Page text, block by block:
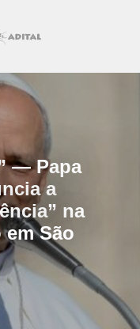
— Papa
a
na
São